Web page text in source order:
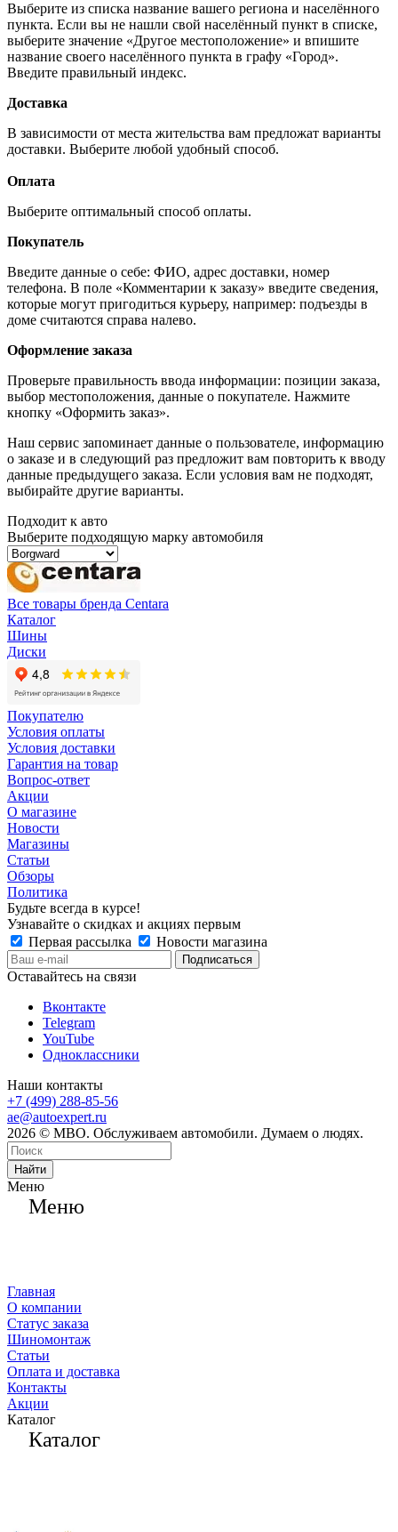
Выберите из списка название вашего региона и населённого
пункта. Если вы не нашли свой населённый пункт в списке,
выберите значение «Другое местоположение» и впишите
название своего населённого пункта в графу «Город».
Введите правильный индекс.
Доставка
В зависимости от места жительства вам предложат варианты
доставки. Выберите любой удобный способ.
Оплата
Выберите оптимальный способ оплаты.
Покупатель
Введите данные о себе: ФИО, адрес доставки, номер
телефона. В поле «Комментарии к заказу» введите сведения,
которые могут пригодиться курьеру, например: подъезды в
доме считаются справа налево.
Оформление заказа
Проверьте правильность ввода информации: позиции заказа,
выбор местоположения, данные о покупателе. Нажмите
кнопку «Оформить заказ».
Наш сервис запоминает данные о пользователе, информацию
о заказе и в следующий раз предложит вам повторить к вводу
данные предыдущего заказа. Если условия вам не подходят,
выбирайте другие варианты.
Подходит к авто
Выберите подходящую марку автомобиля
Все товары бренда Centara
Каталог
Шины
Диски
Покупателю
Условия оплаты
Условия доставки
Гарантия на товар
Вопрос-ответ
Акции
О магазине
Новости
Магазины
Статьи
Обзоры
Политика
Будьте всегда в курсе!
Узнавайте о скидках и акциях первым
Первая рассылка
Новости магазина
Оставайтесь на связи
Вконтакте
Telegram
YouTube
Одноклассники
Наши контакты
+7 (499) 288-85-56
ae@autoexpert.ru
2026 © МВО. Обслуживаем автомобили. Думаем о людях.
Найти
Меню
Меню
Главная
О компании
Статус заказа
Шиномонтаж
Статьи
Оплата и доставка
Контакты
Акции
Каталог
Каталог